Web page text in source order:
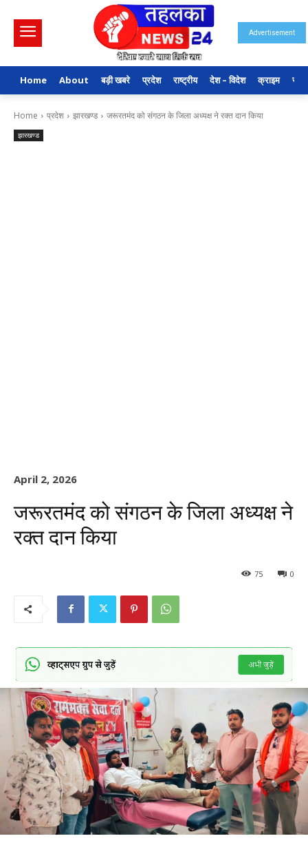
Advertisement
Home About बड़ी खबरे प्रदेश राष्ट्रीय देश – विदेश क्राइम
Home प्रदेश झारखण्ड जरूरतमंद को संगठन के जिला अध्यक्ष ने रक्त दान किया
झारखण्ड
April 2, 2026
जरूरतमंद को संगठन के जिला अध्यक्ष ने
रक्त दान किया
0
75